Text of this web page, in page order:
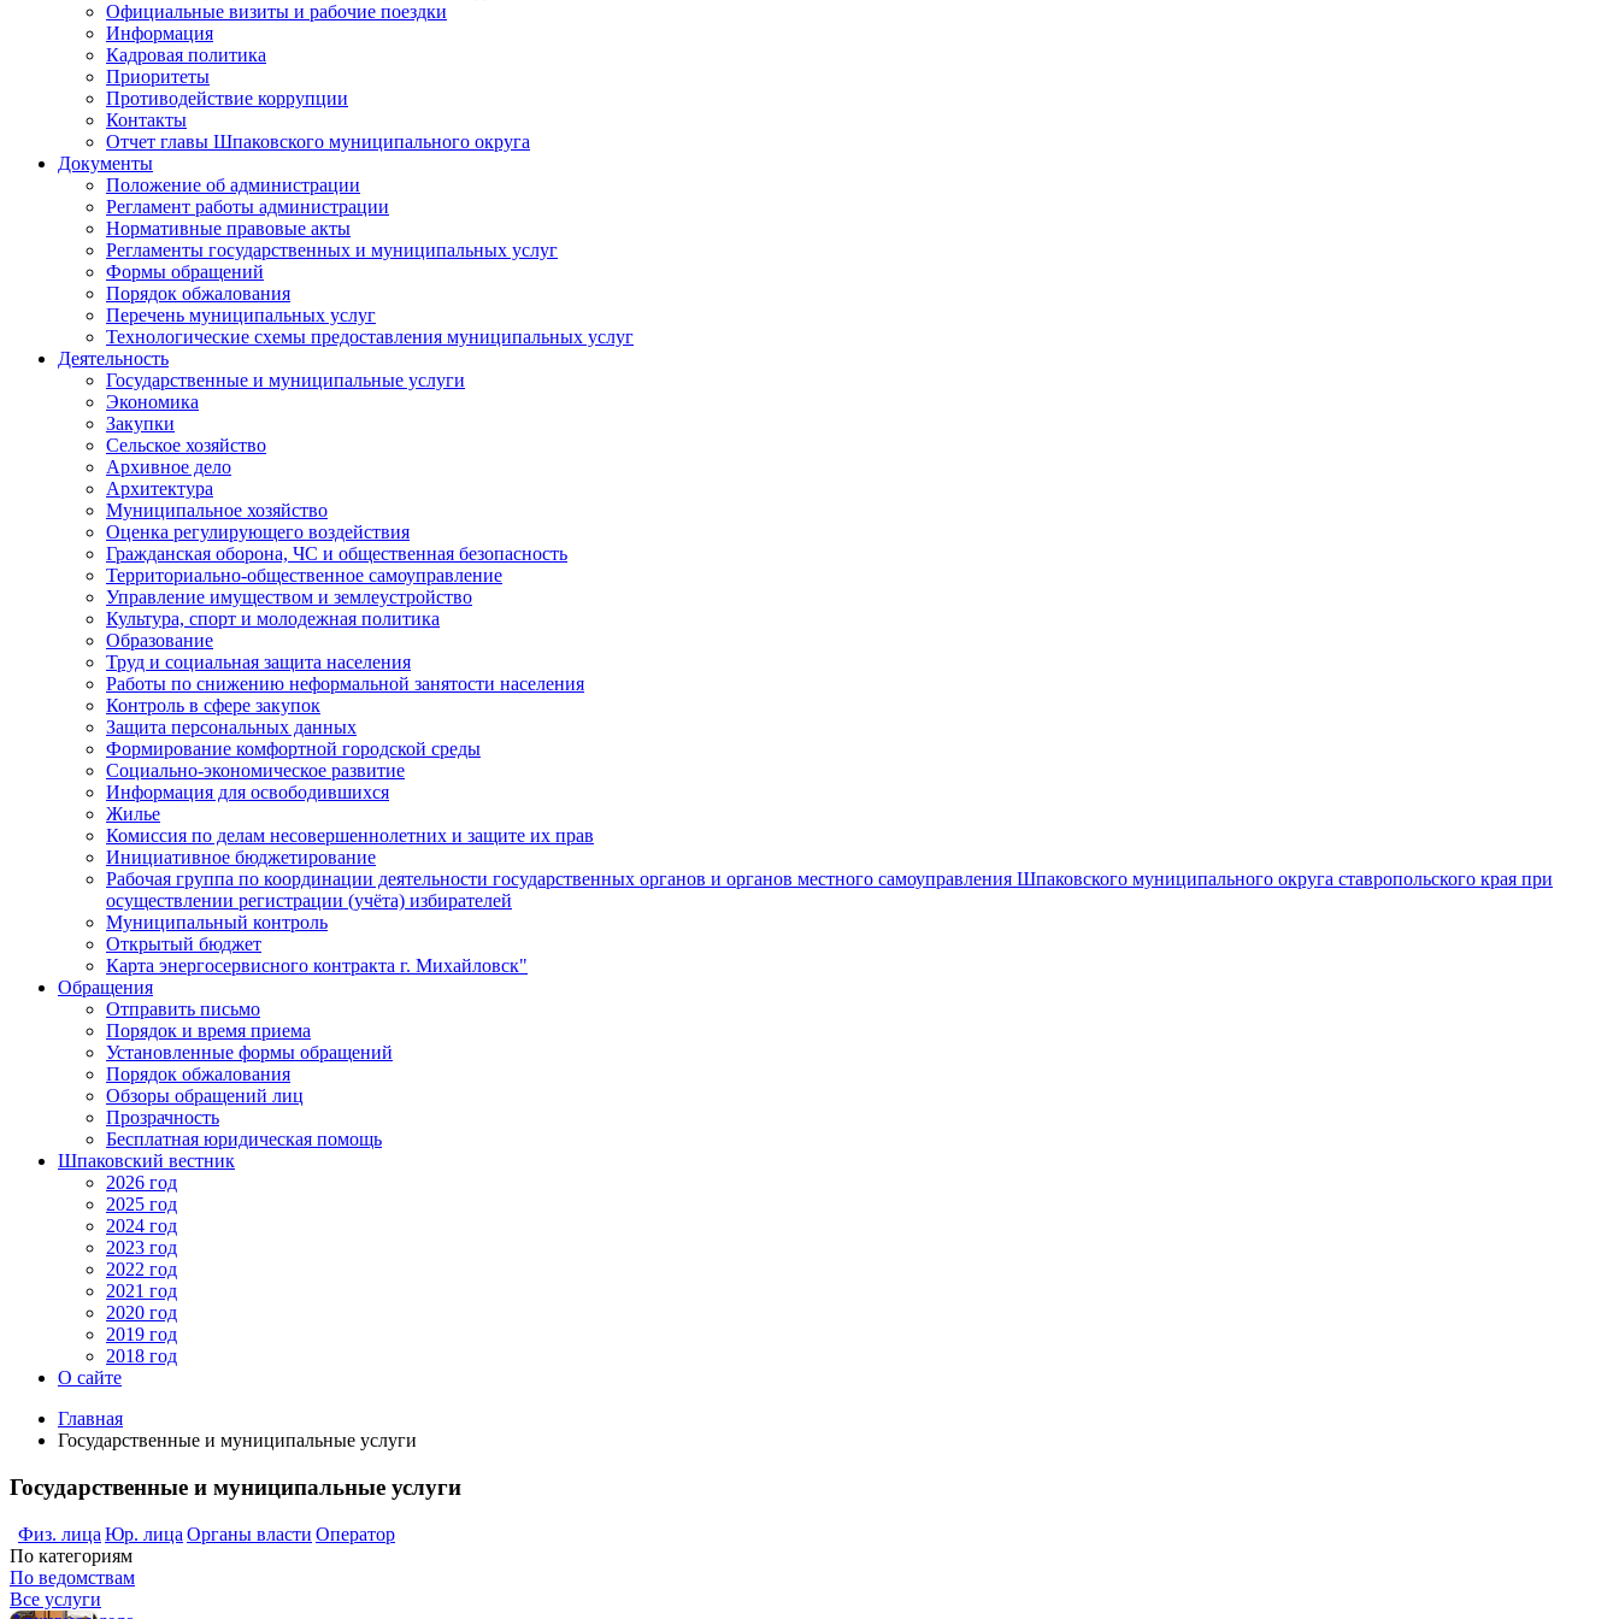
Официальные визиты и рабочие поездки
Информация
Кадровая политика
Приоритеты
Противодействие коррупции
Контакты
Отчет главы Шпаковского муниципального округа
Документы
Положение об администрации
Регламент работы администрации
Нормативные правовые акты
Регламенты государственных и муниципальных услуг
Формы обращений
Порядок обжалования
Перечень муниципальных услуг
Технологические схемы предоставления муниципальных услуг
Деятельность
Государственные и муниципальные услуги
Экономика
Закупки
Сельское хозяйство
Архивное дело
Архитектура
Муниципальное хозяйство
Оценка регулирующего воздействия
Гражданская оборона, ЧС и общественная безопасность
Территориально-общественное самоуправление
Управление имуществом и землеустройство
Культура, спорт и молодежная политика
Образование
Труд и социальная защита населения
Работы по снижению неформальной занятости населения
Контроль в сфере закупок
Защита персональных данных
Формирование комфортной городской среды
Социально-экономическое развитие
Информация для освободившихся
Жилье
Комиссия по делам несовершеннолетних и защите их прав
Инициативное бюджетирование
Рабочая группа по координации деятельности государственных органов и органов местного самоуправления Шпаковского муниципального округа ставропольского края при
осуществлении регистрации (учёта) избирателей
Муниципальный контроль
Открытый бюджет
Карта энергосервисного контракта г. Михайловск"
Обращения
Отправить письмо
Порядок и время приема
Установленные формы обращений
Порядок обжалования
Обзоры обращений лиц
Прозрачность
Бесплатная юридическая помощь
Шпаковский вестник
2026 год
2025 год
2024 год
2023 год
2022 год
2021 год
2020 год
2019 год
2018 год
О сайте
Главная
Государственные и муниципальные услуги
Государственные и муниципальные услуги
Физ. лица Юр. лица Органы власти Оператор
По категориям
По ведомствам
Все услуги